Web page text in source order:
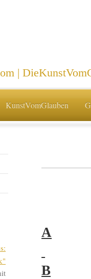
|
KunstVomGlauben
A
B